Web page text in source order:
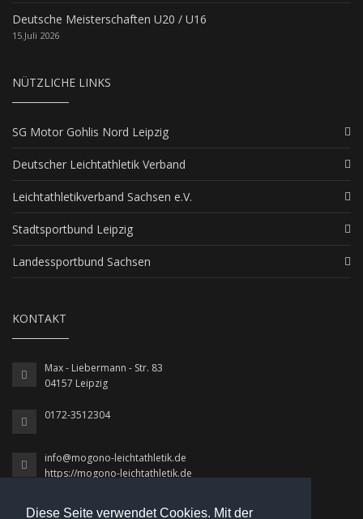
Diese Seite verwendet Cookies. Mit der
Deutsche Meisterschaften U20 / U16
15.Juli 2026
NÜTZLICHE LINKS
SG Motor Gohlis Nord Leipzig
Deutscher Leichtathletik Verband
Leichtathletikverband Sachsen e.V.
Stadtsportbund Leipzig
Landessportbund Sachsen
KONTAKT
Max - Liebermann - Str. 83
04157 Leipzig
0172-3512304
info@mogono-leichtathletik.de
https://mogono-leichtathletik.de